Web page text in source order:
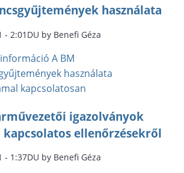
használata
- 2:01DU by Benefi Géza
A BM
használata
kapcsolatosan
igazolványok
kapcsolatos ellenőrzésekről
- 1:37DU by Benefi Géza